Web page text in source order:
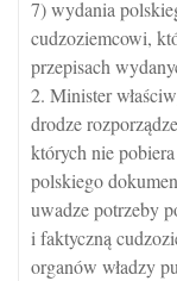
7) wydania
cudzoziemcowi,
przepisach
2. Minister
drodze
których nie
polskiego
uwadze potrzeby
i faktyczną
organów władzy